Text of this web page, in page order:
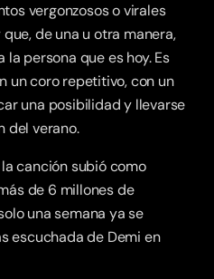
vergonzosos o virales
de una u otra manera,
persona que es hoy. Es
un coro repetitivo, con un
una posibilidad y llevarse
del verano.
canción subió como
de 6 millones de
una semana ya se
escuchada de Demi en